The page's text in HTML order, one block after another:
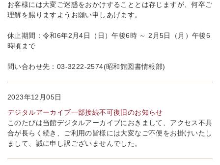
お客様には大変ご迷惑をおかけすることとは存じますが、何卒ご
理解を賜りますようお願い申しあげます。
休止期間：令和6年2月4日（日）午後6時 ～ 2月5日（月）午後6
時頃まで
問い合わせ先：03-3222-2574(昭和館図書情報部)
2023年12月05日
デジタルアーカイブ一部接続不可復旧のお知らせ
このたびは当館デジタルアーカイブにおきまして、アクセス不具
合が長らく続き、ご利用の皆様には大変なご不便をお掛けいたし
まして、誠に申し訳ございませんでした。